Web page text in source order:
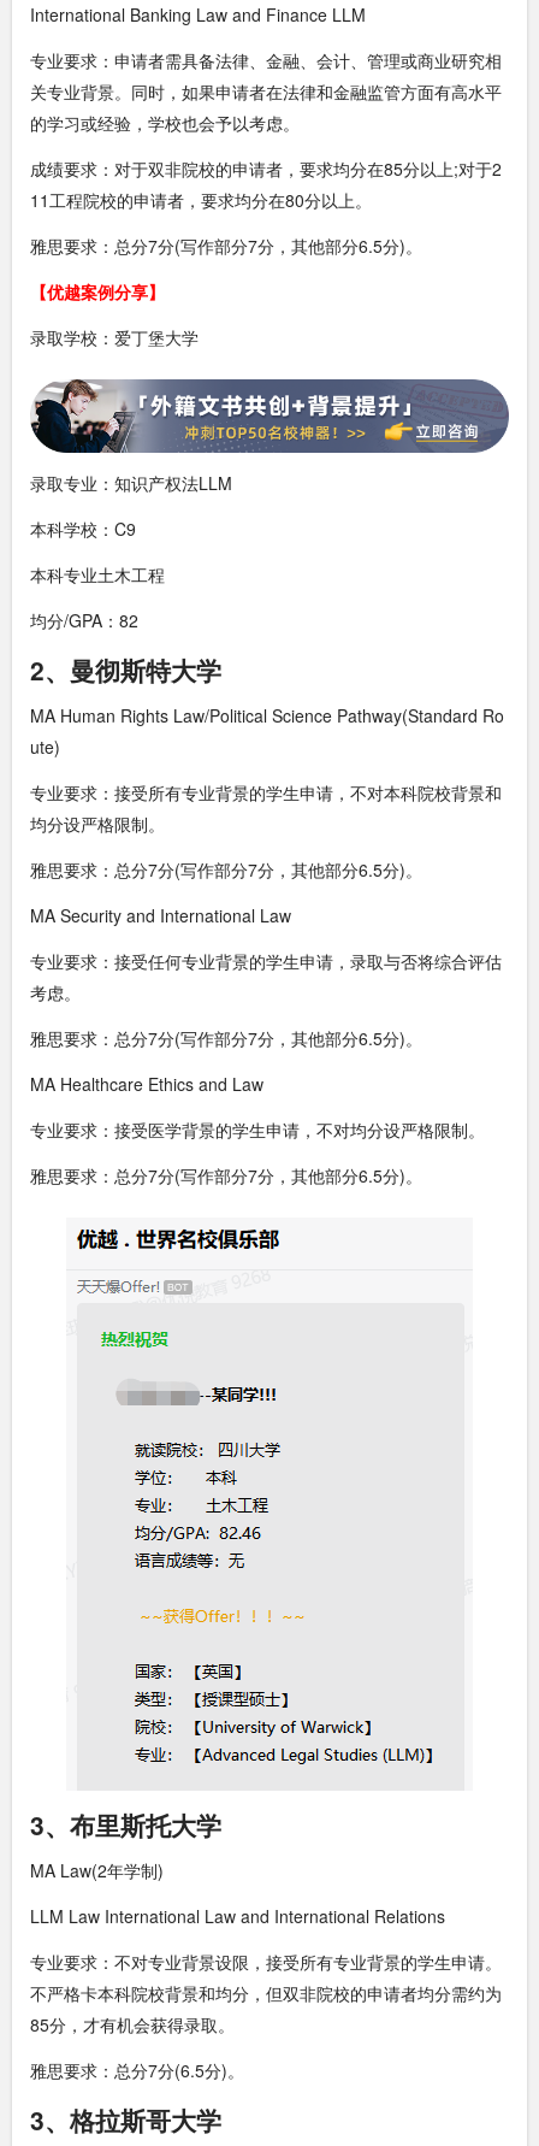
International Banking Law and Finance LLM
专业要求：申请者需具备法律、金融、会计、管理或商业研究相
关专业背景。同时，如果申请者在法律和金融监管方面有高水平
的学习或经验，学校也会予以考虑。
成绩要求：对于双非院校的申请者，要求均分在85分以上;对于2
11工程院校的申请者，要求均分在80分以上。
雅思要求：总分7分(写作部分7分，其他部分6.5分)。
【优越案例分享】
录取学校：爱丁堡大学
录取专业：知识产权法LLM
本科学校：C9
本科专业土木工程
均分/GPA：82
2、曼彻斯特大学
MA Human Rights Law/Political Science Pathway(Standard Ro
ute)
专业要求：接受所有专业背景的学生申请，不对本科院校背景和
均分设严格限制。
雅思要求：总分7分(写作部分7分，其他部分6.5分)。
MA Security and International Law
专业要求：接受任何专业背景的学生申请，录取与否将综合评估
考虑。
雅思要求：总分7分(写作部分7分，其他部分6.5分)。
MA Healthcare Ethics and Law
专业要求：接受医学背景的学生申请，不对均分设严格限制。
雅思要求：总分7分(写作部分7分，其他部分6.5分)。
3、布里斯托大学
MA Law(2年学制)
LLM Law International Law and International Relations
专业要求：不对专业背景设限，接受所有专业背景的学生申请。
不严格卡本科院校背景和均分，但双非院校的申请者均分需约为
85分，才有机会获得录取。
雅思要求：总分7分(6.5分)。
3、格拉斯哥大学